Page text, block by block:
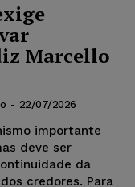
Marcello
- 22/07/2026
importante
deve ser
da
credores. Para